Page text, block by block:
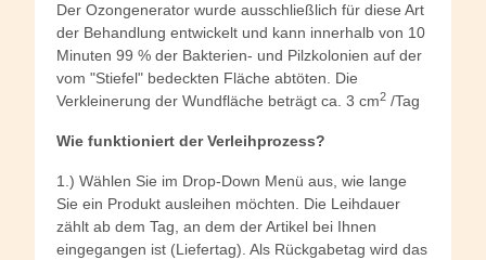
Der Ozongenerator wurde ausschließlich für diese Art
der Behandlung entwickelt und kann innerhalb von 10
Minuten 99 % der Bakterien- und Pilzkolonien auf der
vom "Stiefel" bedeckten Fläche abtöten. Die
Verkleinerung der Wundfläche beträgt ca. 3 cm2 /Tag
Wie funktioniert der Verleihprozess?
1.) Wählen Sie im Drop-Down Menü aus, wie lange
Sie ein Produkt ausleihen möchten. Die Leihdauer
zählt ab dem Tag, an dem der Artikel bei Ihnen
eingegangen ist (Liefertag). Als Rückgabetag wird das